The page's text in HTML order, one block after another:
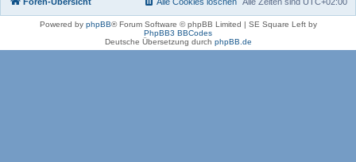
Powered by phpBB® Forum Software © phpBB Limited | SE Square Left by
PhpBB3 BBCodes
Deutsche Übersetzung durch phpBB.de